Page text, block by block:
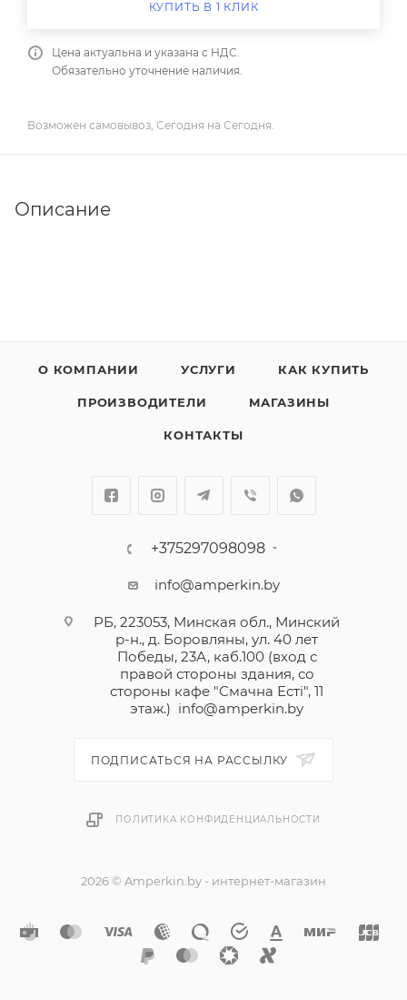
КУПИТЬ В 1 КЛИК
Цена актуальна и указана с НДС.
Обязательно уточнение наличия.
Возможен самовывоз, Сегодня на Сегодня.
Описание
О КОМПАНИИ УСЛУГИ КАК КУПИТЬ
ПРОИЗВОДИТЕЛИ МАГАЗИНЫ
КОНТАКТЫ
+375297098098
info@amperkin.by
РБ, 223053, Минская обл., Минский
р-н., д. Боровляны, ул. 40 лет
Победы, 23А, каб.100 (вход с
правой стороны здания, со
стороны кафе "Смачна Естi", 11
этаж.) info@amperkin.by
ПОДПИСАТЬСЯ НА РАССЫЛКУ
ПОЛИТИКА КОНФИДЕНЦИАЛЬНОСТИ
2026 © Amperkin.by - интернет-магазин